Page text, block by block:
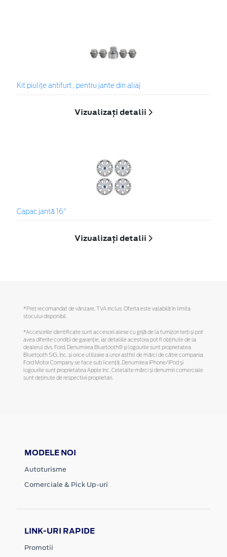
Kit piuliţe antifurt , pentru jante din aliaj
Vizualizați detalii
Capac jantă 16"
Vizualizați detalii
*Preţ recomandat de vânzare, TVA inclus. Oferta este valabilă în limita
stocului disponibil.
*Accesoriile identificate sunt accesorii alese cu grijă de la furnizori terți și pot
avea diferite condiții de garanție, iar detaliile acestora pot fi obținute de la
dealerul dvs. Ford. Denumirea Bluetooth® și logourile sunt proprietatea
Bluetooth SIG, Inc. și orice utilizare a unor astfel de mărci de către compania
Ford Motor Company se face sub licență. Denumirea iPhone/iPod și
logourile sunt proprietatea Apple Inc. Celelalte mărci și denumiri comerciale
sunt deținute de respectivii proprietari.
MODELE NOI
Autoturisme
Comerciale & Pick Up-uri
LINK-URI RAPIDE
Promotii